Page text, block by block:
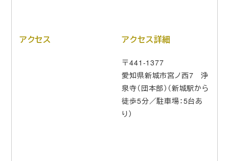
アクセス アクセス詳細
〒441-1377
愛知県新城市宮ノ西7 浄
泉寺（団本部）（新城駅から
徒歩5分／駐車場：5台あ
り）